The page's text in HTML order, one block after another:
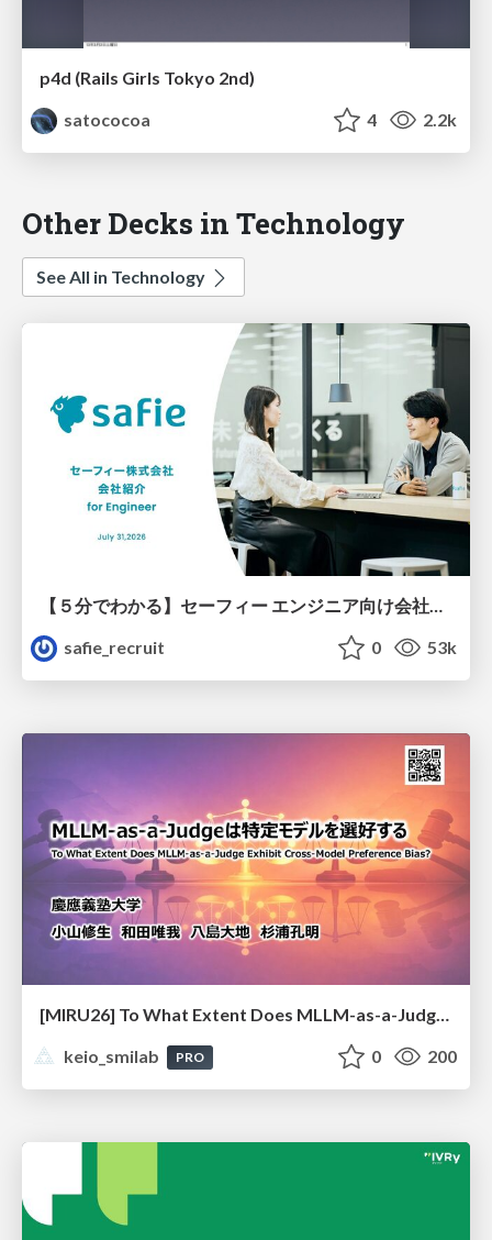
p4d (Rails Girls Tokyo 2nd)
satococoa
4 2.2k
Other Decks in Technology
See All in Technology
safie_recruit
0 53k
[MIRU26] To What Extent Does MLLM-as-a-Judge Exhibit Cross-Model Preference Bias?
keio_smilab
PRO 0 200